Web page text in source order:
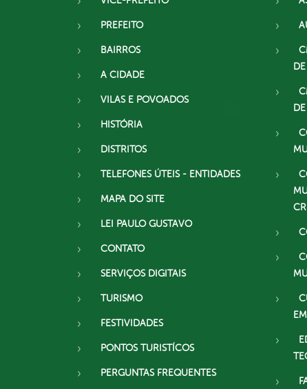
PREFEITO
BAIRROS
A CIDADE
VILAS E POVOADOS
HISTÓRIA
DISTRITOS
TELEFONES ÚTEIS - ENTIDADES
MAPA DO SITE
LEI PAULO GUSTAVO
CONTATO
SERVIÇOS DIGITAIS
TURISMO
FESTIVIDADES
PONTOS TURISTÍCOS
PERGUNTAS FREQUENTES